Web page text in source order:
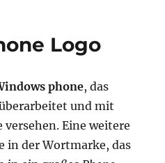
Logo
phone, das
und mit
Eine weitere
in der Wortmarke, das